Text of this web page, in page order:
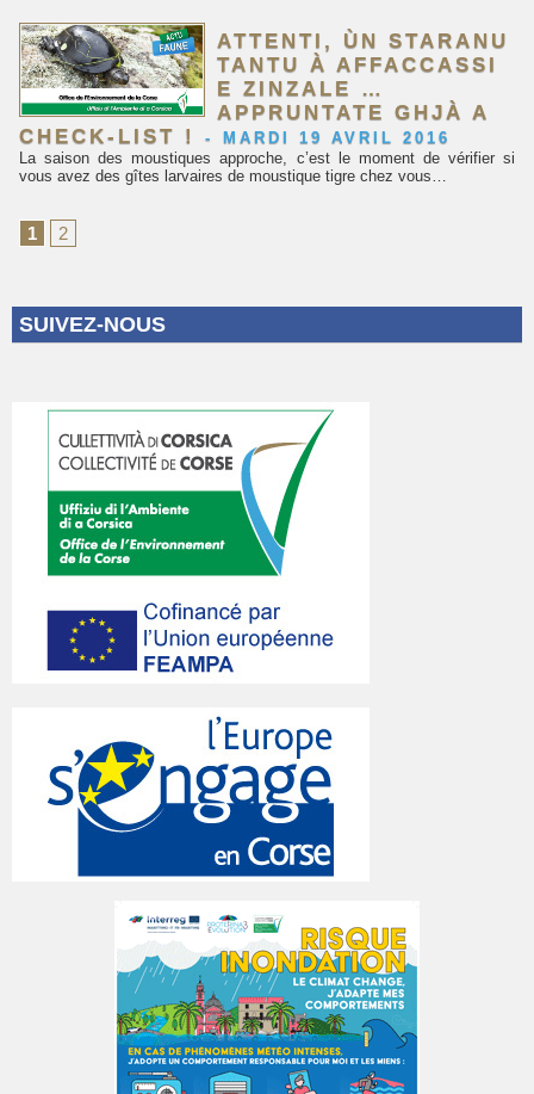
ATTENTI, ÙN STARANU
TANTU À AFFACCASSI
E ZINZALE …
APPRUNTATE GHJÀ A
CHECK-LIST !
-
MARDI 19 AVRIL 2016
La saison des moustiques approche, c’est le moment de vérifier si
vous avez des gîtes larvaires de moustique tigre chez vous…
1 2
SUIVEZ-NOUS